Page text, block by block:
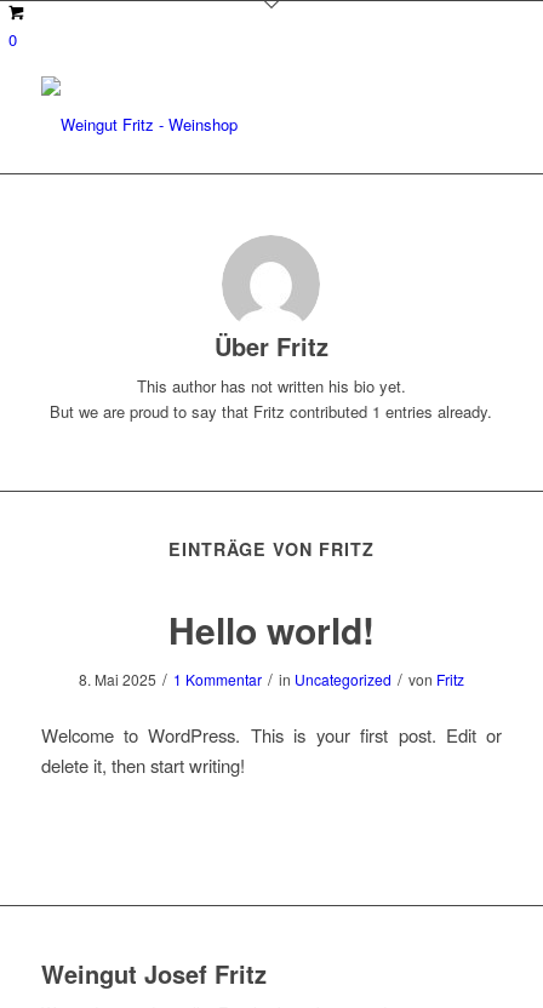
0
Über Fritz
This author has not written his bio yet.
But we are proud to say that Fritz contributed 1 entries already.
EINTRÄGE VON FRITZ
Hello world!
8. Mai 2025 / 1 Kommentar / in Uncategorized / von Fritz
Welcome to WordPress. This is your first post. Edit or
delete it, then start writing!
Weingut Josef Fritz